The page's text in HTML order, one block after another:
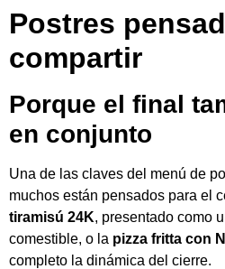
Postres
compartir
Porque el final
en conjunto
Una de las claves del menú de
muchos están pensados para el
tiramisú 24K, presentado como
comestible, o la pizza fritta con
completo la dinámica del cierre.